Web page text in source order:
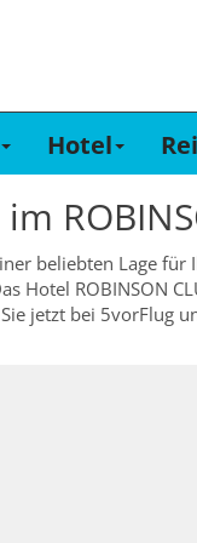
Hotel
im
beliebten Lage
Hotel ROBINSON
jetzt bei 5vorFlug